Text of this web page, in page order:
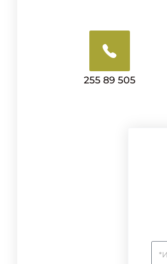
255 89 505